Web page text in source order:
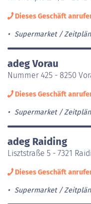
Dieses Geschäft
Supermarket
adeg Vorau
Nummer 425 - 8250
Dieses Geschäft
Supermarket
adeg Raiding
Lisztstraße 5 - 7321
Dieses Geschäft
Supermarket